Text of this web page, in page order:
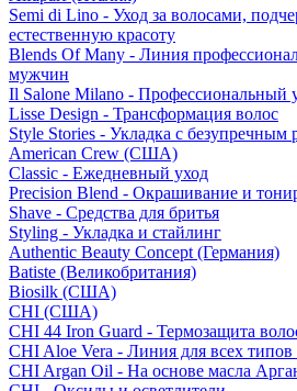
Semi di Lino - Уход за волосами,
естественную красоту
Blends Of Many - Линия
мужчин
Il Salone Milano - Профессиональный
Lisse Design - Трансформация волос
Style Stories - Укладка с безупречным
American Crew (США)
Classic - Ежедневный уход
Precision Blend - Окрашивание и
Shave - Средства для бритья
Styling - Укладка и стайлинг
Authentic Beauty Concept (Германия)
Batiste (Великобритания)
Biosilk (США)
CHI (США)
CHI 44 Iron Guard - Термозащита
CHI Aloe Vera - Линия для всех типов
CHI Argan Oil - На основе масла